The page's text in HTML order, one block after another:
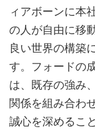
ィアボーンに本
の人が自由に移
良い世界の構築
す。フォードの
は、既存の強み
関係を組み合わ
誠心を深めるこ